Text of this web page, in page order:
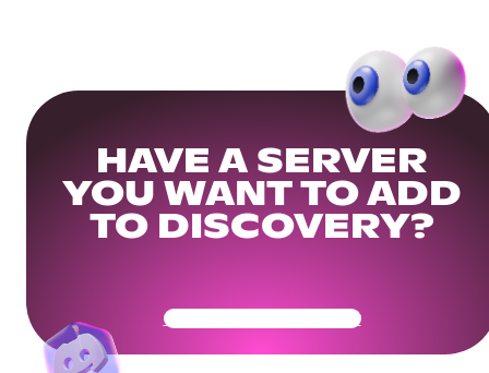
HAVE A SERVER
YOU WANT TO ADD
TO DISCOVERY?
Get Your Community Ready